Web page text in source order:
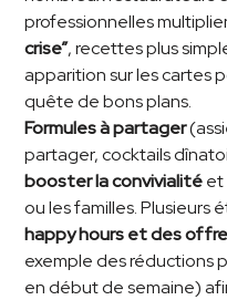
professionnelles
crise”, recettes plus
apparition sur les cartes
quête de bons plans.
Formules à partager
partager, cocktails
booster la convivialitéet
ou les familles. Plusieurs
happy hours et des
exemple des réductions
en début de semaine)